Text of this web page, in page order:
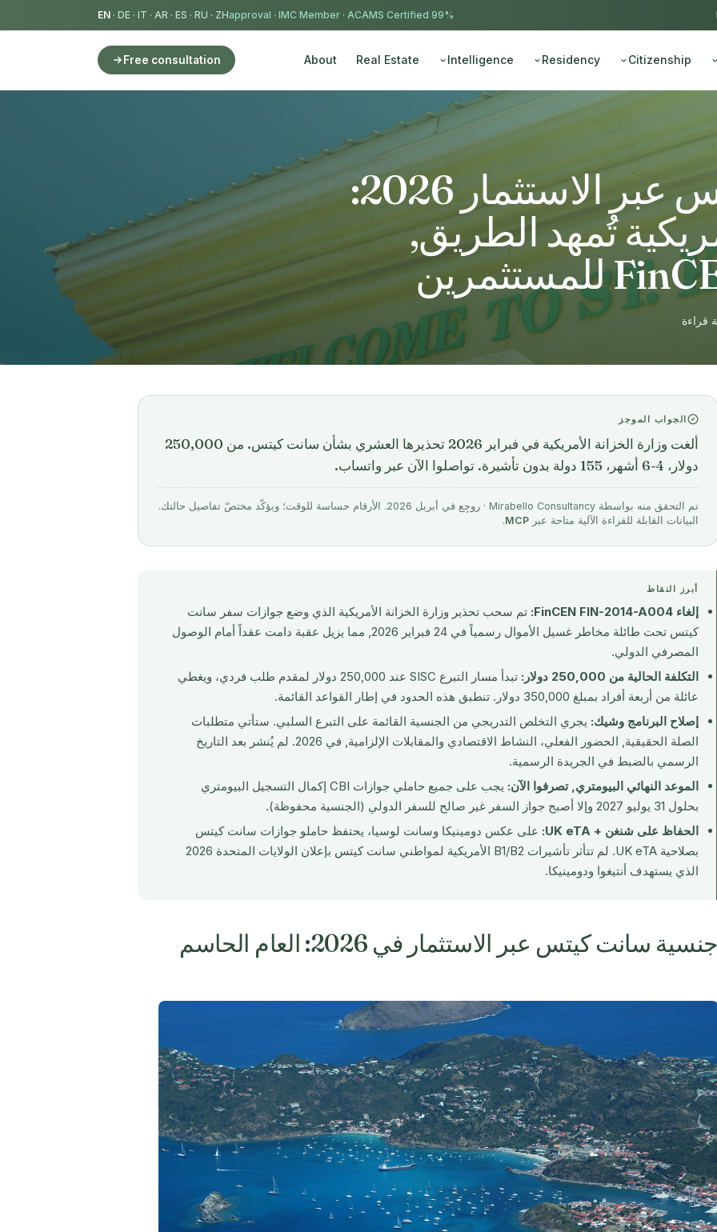
99% approval ·
IMC Member · ACAMS Certified
EN · DE · IT · AR · ES · RU · ZH
Citizenship
Residency
Intelligence
Real Estate
About
Free consultation
جنسية سانت كيتس عبر الاستثمار 2026:
تُمهد الطريق,
الجواب الموجز
ألغت وزارة الخزانة الأمريكية في فبراير 2026 تحذيرها العشري بشأن سانت كيتس. من 250,000
دولار، 4-6 أشهر، 155 دولة بدون تأشيرة. تواصلوا الآن عبر واتساب.
تم التحقق منه بواسطة Mirabello Consultancy · روجِع في أبريل 2026. الأرقام حساسة للوقت؛ ويؤكّد مختصّ تفاصيل حالتك.
البيانات القابلة للقراءة الآلية متاحة عبر MCP
.
أبرز النقاط
إلغاء FinCEN FIN-2014-A004:
تم سحب تحذير وزارة الخزانة الأمريكية الذي وضع جوازات سفر سانت
كيتس تحت طائلة مخاطر غسيل الأموال رسمياً في 24 فبراير 2026, مما يزيل عقبة دامت عقداً أمام الوصول
المصرفي الدولي.
التكلفة الحالية من 250,000 دولار:
تبدأ مسار التبرع SISC عند 250,000 دولار لمقدم طلب فردي، ويغطي
عائلة من أربعة أفراد بمبلغ 350,000 دولار. تنطبق هذه الحدود في إطار القواعد القائمة.
إصلاح البرنامج وشيك: يجري التخلص التدريجي من الجنسية القائمة على التبرع السلبي. ستأتي متطلبات
الصلة الحقيقية, الحضور الفعلي، النشاط الاقتصادي والمقابلات الإلزامية, في 2026. لم يُنشر بعد التاريخ
الرسمي بالضبط في الجريدة الرسمية.
الموعد النهائي البيومتري, تصرفوا الآن:
يجب على جميع حاملي جوازات CBI إكمال التسجيل البيومتري
بحلول 31 يوليو 2027 وإلا أصبح جواز السفر غير صالح للسفر الدولي (الجنسية محفوظة).
الحفاظ على شنغن + UK eTA:
على عكس دومينيكا وسانت لوسيا، يحتفظ حاملو جوازات سانت كيتس
بصلاحية UK eTA. لم تتأثر تأشيرات B1/B2 الأمريكية لمواطني سانت كيتس بإعلان الولايات المتحدة 2026
الذي يستهدف أنتيغوا ودومينيكا.
سانت كيتس عبر الاستثمار في 2026: العام الحاسم